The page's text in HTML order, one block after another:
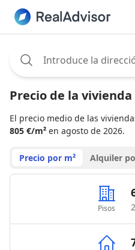
Precio de la vivienda
El precio medio de las
805 €/m² en agosto de 2026.
Precio por m² Alquiler
Pisos